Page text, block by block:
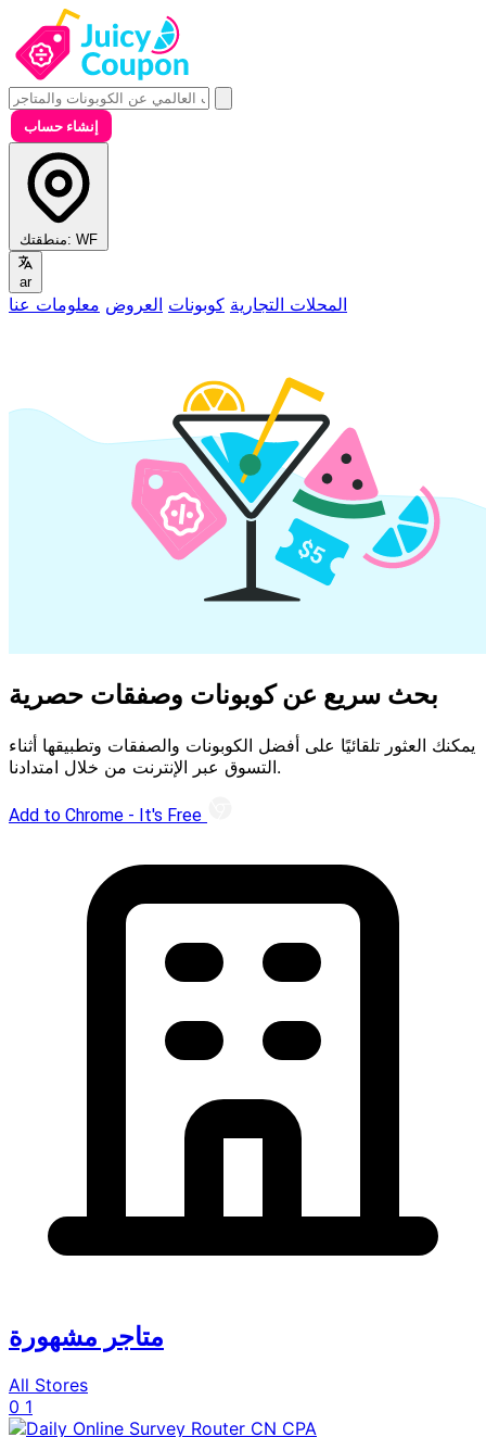
إنشاء حساب
منطقتك: WF
ar
المحلات التجارية كوبونات العروض معلومات عنا
بحث سريع عن كوبونات وصفقات حصرية
يمكنك العثور تلقائيًا على أفضل الكوبونات والصفقات وتطبيقها أثناء
التسوق عبر الإنترنت من خلال امتدادنا.
Add to Chrome - It's Free
متاجر مشهورة
All Stores
0 1